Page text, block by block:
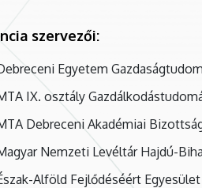
szervezői:
Egyetem
IX. osztály
Debreceni Akadémiai
Nemzeti Levéltár Hajdú-
Alföld Fejlődéséért Egyesület